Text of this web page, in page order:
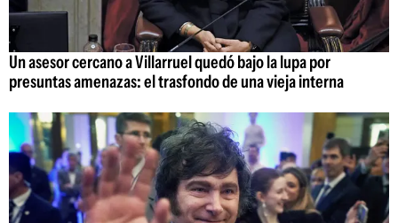
Un asesor cercano a Villarruel quedó bajo la lupa por
presuntas amenazas: el trasfondo de una vieja interna